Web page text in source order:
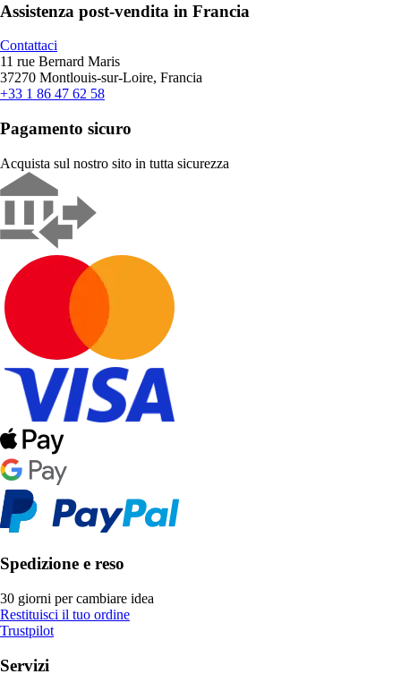
Assistenza post-vendita in Francia
Contattaci
11 rue Bernard Maris
37270 Montlouis-sur-Loire, Francia
+33 1 86 47 62 58
Pagamento sicuro
Acquista sul nostro sito in tutta sicurezza
Spedizione e reso
30 giorni per cambiare idea
Restituisci il tuo ordine
Trustpilot
Servizi